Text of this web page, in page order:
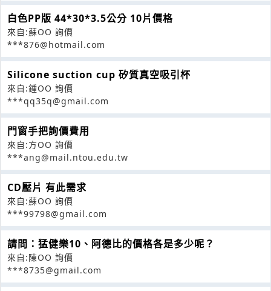
白色PP版 44*30*3.5公分 10片價格
來自:蘇OO 詢價
***876@hotmail.com
Silicone suction cup 矽質真空吸引杯
來自:鍾OO 詢價
***qq35q@gmail.com
門窗手把詢價費用
來自:方OO 詢價
***ang@mail.ntou.edu.tw
CD壓片 有此需求
來自:蘇OO 詢價
***99798@gmail.com
請問：猛健樂10、阿德比的價格各是多少呢？
來自:陳OO 詢價
***8735@gmail.com